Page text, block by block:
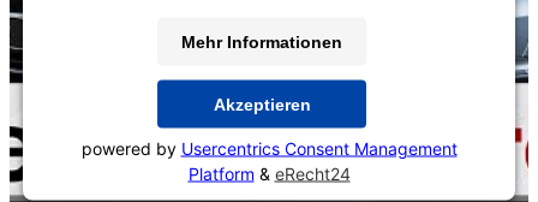
Mehr Informationen
Akzeptieren
powered by Usercentrics Consent Management
Platform & eRecht24